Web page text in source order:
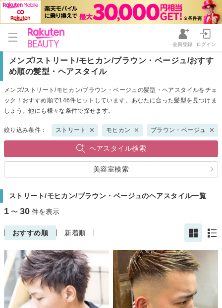
会員登録 ログイン
メンズ/ストリート/モヒカン/ブラウン・ベージュ/おすす
め順の髪型・ヘアスタイル
メンズ/ストリート/モヒカン/ブラウン・ベージュの髪型・ヘアスタイルをチェ
ック！おすすめ順で146件ヒットしています。あなたに合った髪型を見つけま
しょう。他にも様々な条件で探せます。
絞り込み条件： ストリート モヒカン ブラウン・ベージュ
ヘアスタイル検索
美容室検索
ストリート/モヒカン/ブラウン・ベージュのヘアスタイル一覧
1 〜 30 件を表示
おすすめ順 新着順